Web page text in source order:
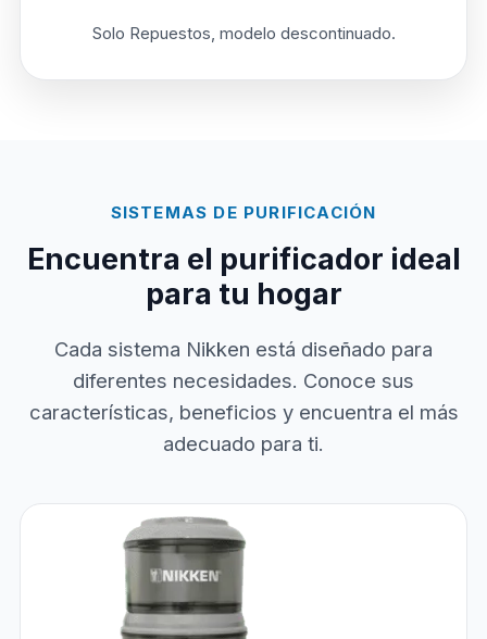
Solo Repuestos, modelo descontinuado.
SISTEMAS DE PURIFICACIÓN
Encuentra el purificador ideal
para tu hogar
Cada sistema Nikken está diseñado para
diferentes necesidades. Conoce sus
características, beneficios y encuentra el más
adecuado para ti.